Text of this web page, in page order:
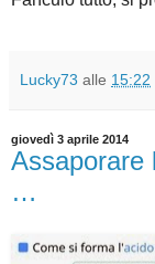
Lucky73 alle 15:22
giovedì 3 aprile 2014
Assaporare
…